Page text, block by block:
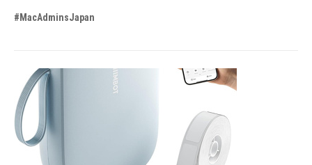
#MacAdminsJapan